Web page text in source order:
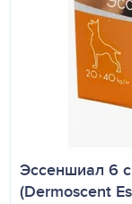
Эссеншиал 6
(Dermoscent